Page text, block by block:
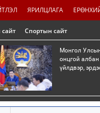
ЯРИЛЦЛАГА
Спортын сайт
Монгол
онцгой
үйлдвэр,